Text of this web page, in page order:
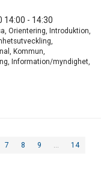
14:00 - 14:30
Orientering, Introduktion,
Kommun,
Information/myndighet,
7 8 9
14